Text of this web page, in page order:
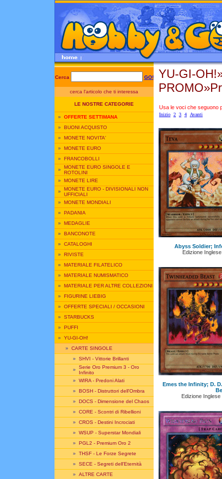
Cerca GO!
cerca l'articolo che ti interessa
LE NOSTRE CATEGORIE
» OFFERTE SETTIMANA
» BUONI ACQUISTO
» MONETE NOVITA'
» MONETE EURO
» FRANCOBOLLI
» MONETE EURO SINGOLE E
ROTOLINI
» MONETE LIRE
» MONETE EURO - DIVISIONALI NON
UFFICIALI
» MONETE MONDIALI
» PADANIA
» MEDAGLIE
» BANCONOTE
» CATALOGHI
» RIVISTE
» MATERIALE FILATELICO
» MATERIALE NUMISMATICO
» MATERIALE PER ALTRE COLLEZIONI
» FIGURINE LIEBIG
» OFFERTE SPECIALI / OCCASIONI
» STARBUCKS
» PUFFI
» YU-GI-OH!
» CARTE SINGOLE
» SHVI - Vittorie Brillanti
» Serie Oro Premium 3 - Oro
Infinito
» WIRA - Predoni Alati
» BOSH - Distruttori dell'Ombra
» DOCS - Dimensione del Chaos
» CORE - Scontri di Ribellioni
» CROS - Destini Incrociati
» WSUP - Superstar Mondiali
» PGL2 - Premium Oro 2
» THSF - Le Forze Segrete
» SECE - Segreti dell'Eternità
» ALTRE CARTE
YU-GI-
Usa le voci che seguono
Inizio 2 3 4 Avanti
Abyss Soldier;
Edizione
Emes the Infinity; D.
Edizione